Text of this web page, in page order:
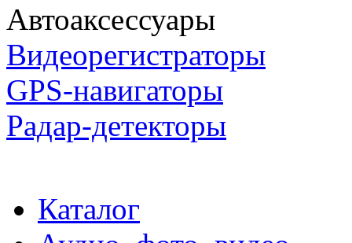
Автоаксессуары
Видеорегистраторы
GPS-навигаторы
Радар-детекторы
Каталог